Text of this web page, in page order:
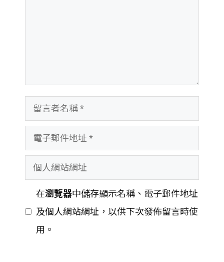
言
名
子
郵
地
人
站
在瀏覽器中儲存顯示名稱、電子郵件地址
及個人網站網址，以供下次發佈留言時使
用。